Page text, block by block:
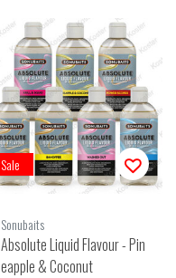
Sale
Sonubaits
Absolute Liquid Flavour - Pin
eapple & Coconut